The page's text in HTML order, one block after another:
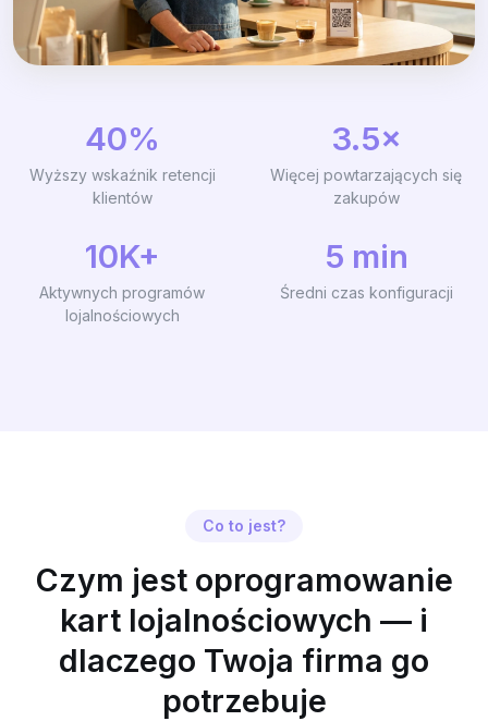
40%
Wyższy wskaźnik retencji
klientów
3.5×
Więcej powtarzających się
zakupów
10K+
Aktywnych programów
lojalnościowych
5 min
Średni czas konfiguracji
Co to jest?
Czym jest oprogramowanie
kart lojalnościowych — i
dlaczego Twoja firma go
potrzebuje